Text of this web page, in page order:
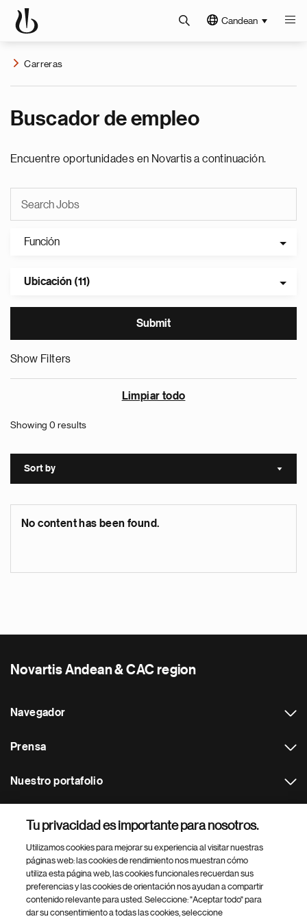
Candean
Carreras
Buscador de empleo
Encuentre oportunidades en Novartis a continuación.
Función
Ubicación (11)
Show Filters
Limpiar todo
Showing 0 results
Sort by Sort
No content has been found.
Novartis Andean & CAC region
Navegador
Prensa
Nuestro portafolio
Footer Site Search
Tu privacidad es importante para nosotros.
Utilizamos cookies para mejorar su experiencia al visitar nuestras
páginas web: las cookies de rendimiento nos muestran cómo
utiliza esta página web, las cookies funcionales recuerdan sus
preferencias y las cookies de orientación nos ayudan a compartir
contenido relevante para usted. Seleccione: "Aceptar todo" para
dar su consentimiento a todas las cookies, seleccione